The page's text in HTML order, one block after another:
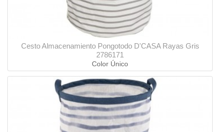
Cesto Almacenamiento Pongotodo D'CASA Rayas Gris
2786171
Color Único